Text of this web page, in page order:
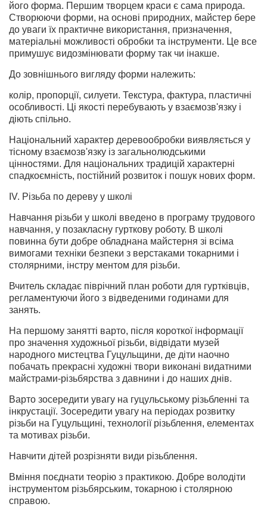
його форма. Першим творцем краси є сама природа.
Створюючи форми, на основі природних, майстер бере
до уваги їх практичне використання, призначення,
матеріальні можливості обробки та інструменти. Це все
примушує видозмінювати форму так чи інакше.
До зовнішнього вигляду форми належить:
колір, пропорції, силуети. Текстура, фактура, пластичні
особливості. Ці якості перебувають у взаємозв'язку і
діють спільно.
Національний характер деревообробки виявляється у
тісному взаємозв'язку із загальнолюдськими
цінностями. Для національних традицій характерні
спадкоємність, постійний розвиток і пошук нових форм.
ІV. Різьба по дереву у школі
Навчання різьби у школі введено в програму трудового
навчання, у позакласну гурткову роботу. В школі
повинна бути добре обладнана майстерня зі всіма
вимогами техніки безпеки з верстаками токарними і
столярними, інстру ментом для різьби.
Вчитель складає піврічний план роботи для гуртківців,
регламентуючи його з відведеними годинами для
занять.
На першому занятті варто, після короткої інформації
про значення художньої різьби, відвідати музей
народного мистецтва Гуцульщини, де діти наочно
побачать прекрасні художні твори виконані видатними
майстрами-різьбярства з давнини і до наших днів.
Варто зосередити увагу на гуцульському різьбленні та
інкрустації. Зосередити увагу на періодах розвитку
різьби на Гуцульщині, технології різьблення, елементах
та мотивах різьби.
Навчити дітей розрізняти види різьблення.
Вміння поєднати теорію з практикою. Добре володіти
інструментом різьбярським, токарною і столярною
справою.